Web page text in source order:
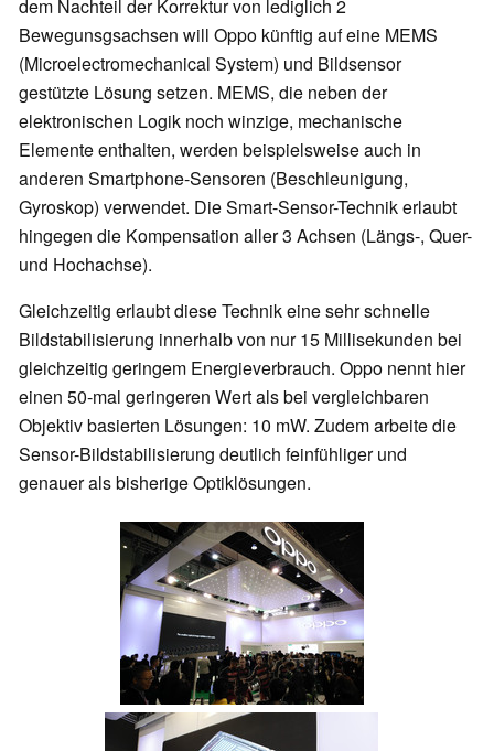
dem Nachteil der Korrektur von lediglich 2
Bewegunsgsachsen will Oppo künftig auf eine MEMS
(Microelectromechanical System) und Bildsensor
gestützte Lösung setzen. MEMS, die neben der
elektronischen Logik noch winzige, mechanische
Elemente enthalten, werden beispielsweise auch in
anderen Smartphone-Sensoren (Beschleunigung,
Gyroskop) verwendet. Die Smart-Sensor-Technik erlaubt
hingegen die Kompensation aller 3 Achsen (Längs-, Quer-
und Hochachse).
Gleichzeitig erlaubt diese Technik eine sehr schnelle
Bildstabilisierung innerhalb von nur 15 Millisekunden bei
gleichzeitig geringem Energieverbrauch. Oppo nennt hier
einen 50-mal geringeren Wert als bei vergleichbaren
Objektiv basierten Lösungen: 10 mW. Zudem arbeite die
Sensor-Bildstabilisierung deutlich feinfühliger und
genauer als bisherige Optiklösungen.